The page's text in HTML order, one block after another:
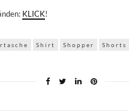
KLICK!
Shirt Shopper Shorts